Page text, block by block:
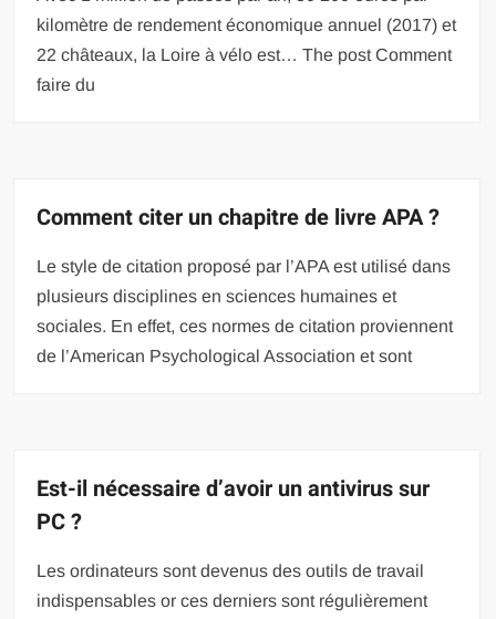
kilomètre de rendement économique annuel (2017) et
22 châteaux, la Loire à vélo est… The post Comment
faire du
Comment citer un chapitre de livre APA ?
Le style de citation proposé par l’APA est utilisé dans
plusieurs disciplines en sciences humaines et
sociales. En effet, ces normes de citation proviennent
de l’American Psychological Association et sont
Est-il nécessaire d’avoir un antivirus sur
PC ?
Les ordinateurs sont devenus des outils de travail
indispensables or ces derniers sont régulièrement